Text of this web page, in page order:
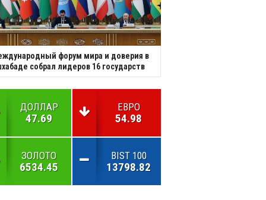
форум мира и доверия в
собрал лидеров 16 государств
ДОЛЛАР
47.69
ЕВРО
54.98
ЗОЛОТО
6534.45
BIST 100
13798.82